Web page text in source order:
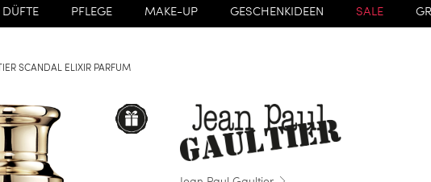
DÜFTE PFLEGE MAKE-UP GESCHENKIDEEN SALE
SCANDAL ELIXIR PARFUM